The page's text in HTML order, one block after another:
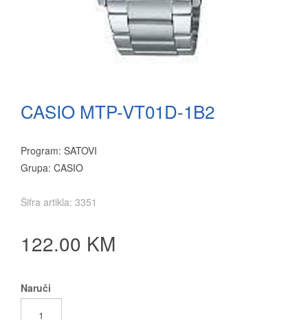
CASIO MTP-VT01D-1B2
Program: SATOVI
Grupa: CASIO
Šifra artikla: 3351
122.00 KM
Naruči